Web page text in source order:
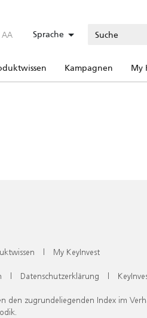
AA Sprache
Kampagnen My
| My KeyInvest
| Datenschutzerklärung |
den zugrundeliegenden Index im